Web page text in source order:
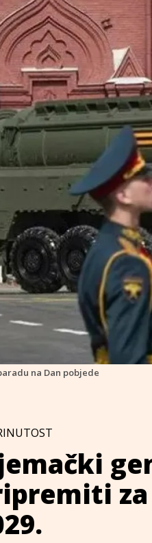
na Dan pobjede